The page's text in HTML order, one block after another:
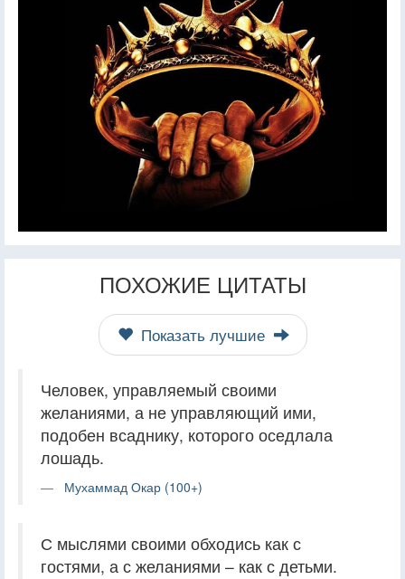
ПОХОЖИЕ ЦИТАТЫ
Показать лучшие
Человек, управляемый своими
желаниями, а не управляющий ими,
подобен всаднику, которого оседлала
лошадь.
Мухаммад Окар (100+)
С мыслями своими обходись как с
гостями, а с желаниями – как с детьми.